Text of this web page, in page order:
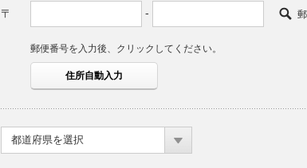
〒 -
郵便番号を入力後、クリックしてください。
都道府県を選択